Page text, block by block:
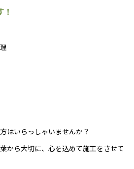
はいらっしゃいませんか？
から大切に、心を込めて施工をさせて